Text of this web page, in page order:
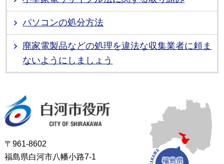
パソコンの処分方法
廃家電製品などの処理を違法な収集業者に頼ま
ないようにしましょう
〒961-8602
福島県白河市八幡小路7-1